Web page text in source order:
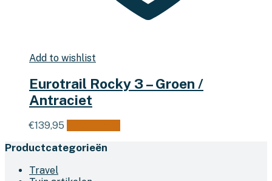
Add to wishlist
Eurotrail Rocky 3 – Groen /
Antraciet
€139,95
Productcategorieën
Travel